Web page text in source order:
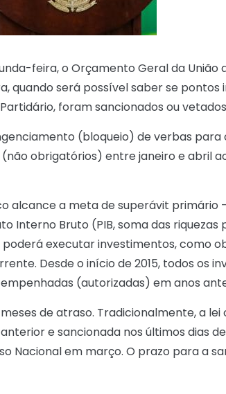
feira, o Orçamento Geral da União
quando será possível saber se pontos
foram sancionados ou
(bloqueio) de verbas para
obrigatórios) entre janeiro e abril
alcance a meta de superávit primário
Interno Bruto (PIB, soma das
executar investimentos, como
Desde o início de 2015, todos os
(autorizadas) em anos
de atraso. Tradicionalmente, a
e sancionada nos últimos dias
Nacional em março. O prazo para a